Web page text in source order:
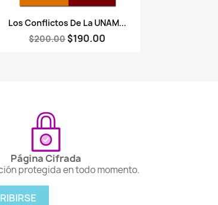
Vista rápida
Los Conflictos De La UNAM...
$200.00$190.00
Página Cifrada
protegida en todo momento.